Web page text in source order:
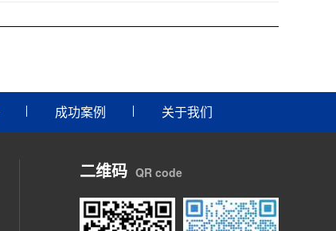
成功案例 关于我们
二维码 QR code